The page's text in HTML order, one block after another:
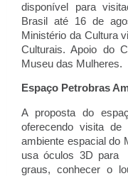
disponível para
Brasil até 16 de
Ministério da Cultura
Culturais. Apoio do
Museu das Mulheres.
Espaço Petrobras
A proposta do
oferecendo visita
ambiente espacial do
usa óculos 3D para
graus, conhecer o